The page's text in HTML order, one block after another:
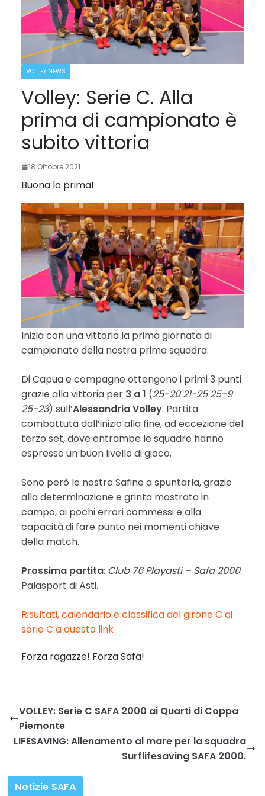
VOLLEY NEWS
Volley: Serie C. Alla
prima di campionato è
subito vittoria
18 Ottobre 2021
Buona la prima!
Inizia con una vittoria la prima giornata di
campionato della nostra prima squadra.
Di Capua e compagne ottengono i primi 3 punti
grazie alla vittoria per 3 a 1 (25-20 21-25 25-9
25-23) sull’Alessandria Volley. Partita
combattuta dall’inizio alla fine, ad eccezione del
terzo set, dove entrambe le squadre hanno
espresso un buon livello di gioco.
Sono però le nostre Safine a spuntarla, grazie
alla determinazione e grinta mostrata in
campo, ai pochi errori commessi e alla
capacità di fare punto nei momenti chiave
della match.
Prossima partita: Club 76 Playasti – Safa 2000.
Palasport di Asti.
Risultati, calendario e classifica del girone C di
serie C a questo link
Forza ragazze! Forza Safa!
VOLLEY: Serie C SAFA 2000 ai Quarti di Coppa
Piemonte
LIFESAVING: Allenamento al mare per la squadra
Surflifesaving SAFA 2000.
Notizie SAFA